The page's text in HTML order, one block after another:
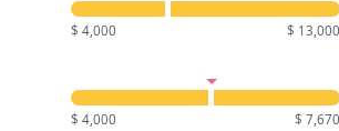
$ 4,000 $ 13,000
$ 4,000 $ 7,670